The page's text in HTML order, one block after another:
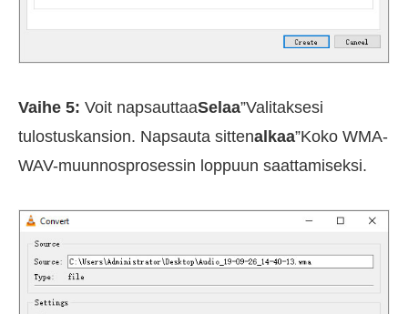
Vaihe 5: Voit napsauttaaSelaa”Valitaksesi
tulostuskansion. Napsauta sittenalkaa”Koko WMA-
WAV-muunnosprosessin loppuun saattamiseksi.